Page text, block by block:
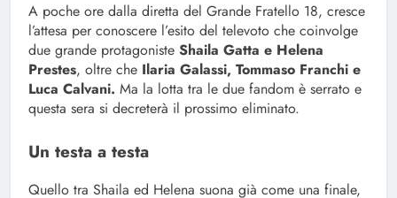
A poche ore dalla diretta del Grande Fratello 18, cresce
l’attesa per conoscere l’esito del televoto che coinvolge
due grande protagoniste Shaila Gatta e Helena
Prestes, oltre che Ilaria Galassi, Tommaso Franchi e
Luca Calvani. Ma la lotta tra le due fandom è serrato e
questa sera si decreterà il prossimo eliminato.
Un testa a testa
Quello tra Shaila ed Helena suona già come una finale,